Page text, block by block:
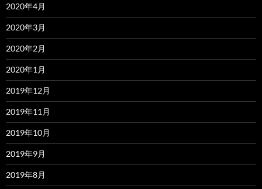
2020年4月
2020年3月
2020年2月
2020年1月
2019年12月
2019年11月
2019年10月
2019年9月
2019年8月